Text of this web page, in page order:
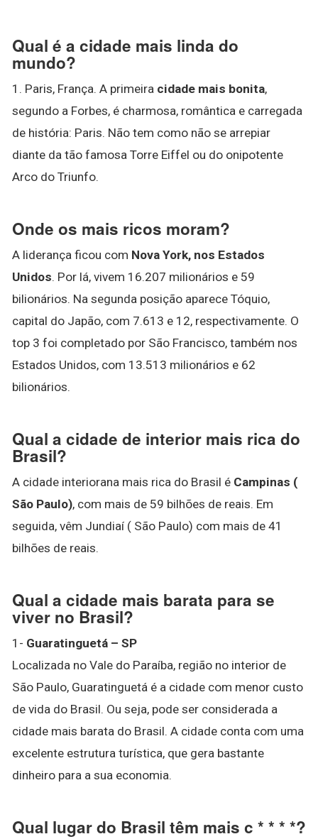
Qual é a cidade mais linda do
mundo?
1. Paris, França. A primeira cidade mais bonita,
segundo a Forbes, é charmosa, romântica e carregada
de história: Paris. Não tem como não se arrepiar
diante da tão famosa Torre Eiffel ou do onipotente
Arco do Triunfo.
Onde os mais ricos moram?
A liderança ficou com Nova York, nos Estados
Unidos. Por lá, vivem 16.207 milionários e 59
bilionários. Na segunda posição aparece Tóquio,
capital do Japão, com 7.613 e 12, respectivamente. O
top 3 foi completado por São Francisco, também nos
Estados Unidos, com 13.513 milionários e 62
bilionários.
Qual a cidade de interior mais rica do
Brasil?
A cidade interiorana mais rica do Brasil é Campinas (
São Paulo), com mais de 59 bilhões de reais. Em
seguida, vêm Jundiaí ( São Paulo) com mais de 41
bilhões de reais.
Qual a cidade mais barata para se
viver no Brasil?
1- Guaratinguetá – SP
Localizada no Vale do Paraíba, região no interior de
São Paulo, Guaratinguetá é a cidade com menor custo
de vida do Brasil. Ou seja, pode ser considerada a
cidade mais barata do Brasil. A cidade conta com uma
excelente estrutura turística, que gera bastante
dinheiro para a sua economia.
Qual lugar do Brasil têm mais c * * * *?